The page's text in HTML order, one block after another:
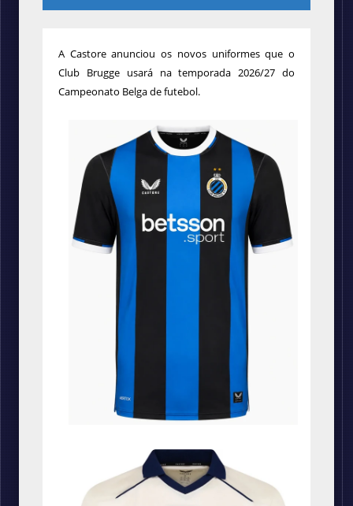
A Castore anunciou os novos uniformes que o
Club Brugge usará na temporada 2026/27 do
Campeonato Belga de futebol.